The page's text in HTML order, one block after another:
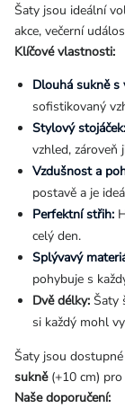
Šaty jsou ideální
akce, večerní
Klíčové vlastnosti:
Dlouhá sukně s
sofistikovaný
Stylový stojáček:
vzhled, zároveň
Vzdušnost a
postavě a je
Perfektní střih:
celý den.
Splývavý
pohybuje s
Dvě délky: Šaty
si každý mohl
Šaty jsou
sukně(+10 cm) pro
Naše doporučení: